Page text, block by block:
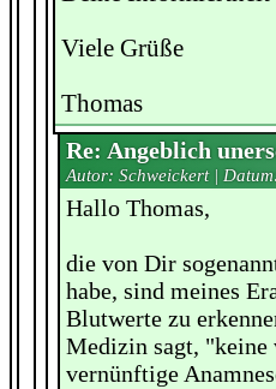
Viele Grüße
Thomas
Re: Angeblich
Autor: Schweickert |
Hallo Thomas,
die von Dir
habe, sind meines
Blutwerte zu
Medizin sagt, "keine
vernünftige